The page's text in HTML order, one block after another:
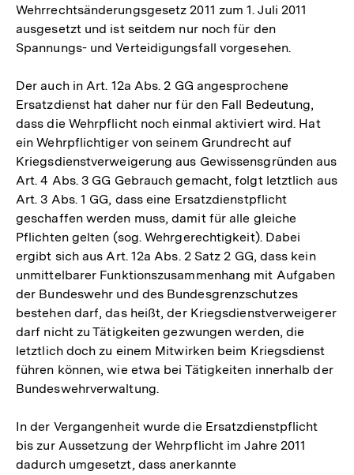
Wehrrechtsänderungsgesetz 2011 zum 1. Juli 2011
ausgesetzt und ist seitdem nur noch für den
Spannungs- und Verteidigungsfall vorgesehen.
Der auch in Art. 12a Abs. 2 GG angesprochene
Ersatzdienst hat daher nur für den Fall Bedeutung,
dass die Wehrpflicht noch einmal aktiviert wird. Hat
ein Wehrpflichtiger von seinem Grundrecht auf
Kriegsdienstverweigerung aus Gewissensgründen aus
Art. 4 Abs. 3 GG Gebrauch gemacht, folgt letztlich aus
Art. 3 Abs. 1 GG, dass eine Ersatzdienstpflicht
geschaffen werden muss, damit für alle gleiche
Pflichten gelten (sog. Wehrgerechtigkeit). Dabei
ergibt sich aus Art. 12a Abs. 2 Satz 2 GG, dass kein
unmittelbarer Funktionszusammenhang mit Aufgaben
der Bundeswehr und des Bundesgrenzschutzes
bestehen darf, das heißt, der Kriegsdienstverweigerer
darf nicht zu Tätigkeiten gezwungen werden, die
letztlich doch zu einem Mitwirken beim Kriegsdienst
führen können, wie etwa bei Tätigkeiten innerhalb der
Bundeswehrverwaltung.
In der Vergangenheit wurde die Ersatzdienstpflicht
bis zur Aussetzung der Wehrpflicht im Jahre 2011
dadurch umgesetzt, dass anerkannte